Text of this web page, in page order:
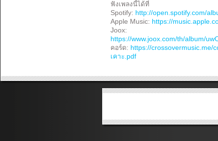
ฟังเพลงนี้ได้ที่
Spotify: http://open.spotify.com/
Apple Music: https://
Joox:
https://www.joox.com/th/album/
คอร์ด: https://crossovermusic.me/
เคาะ.pdf